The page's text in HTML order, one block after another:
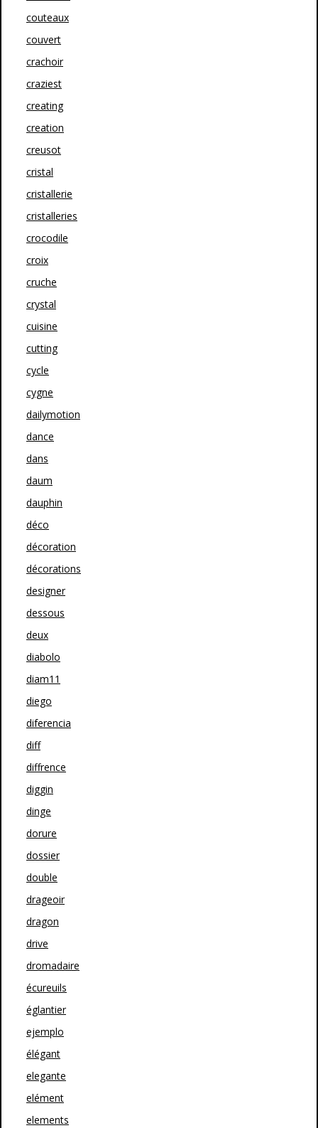
couteaux
couvert
crachoir
craziest
creating
creation
creusot
cristal
cristallerie
cristalleries
crocodile
croix
cruche
crystal
cuisine
cutting
cycle
cygne
dailymotion
dance
dans
daum
dauphin
déco
décoration
décorations
designer
dessous
deux
diabolo
diam11
diego
diferencia
diff
diffrence
diggin
dinge
dorure
dossier
double
drageoir
dragon
drive
dromadaire
écureuils
églantier
ejemplo
élégant
elegante
elément
elements